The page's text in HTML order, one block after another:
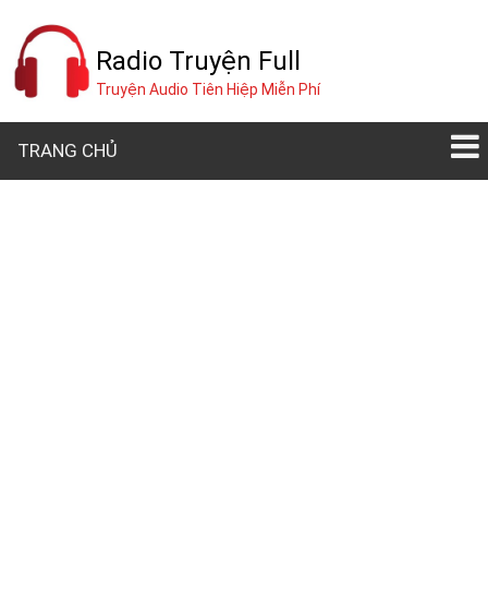
Radio Truyện Full
Truyện Audio Tiên Hiệp Miễn Phí
TRANG CHỦ